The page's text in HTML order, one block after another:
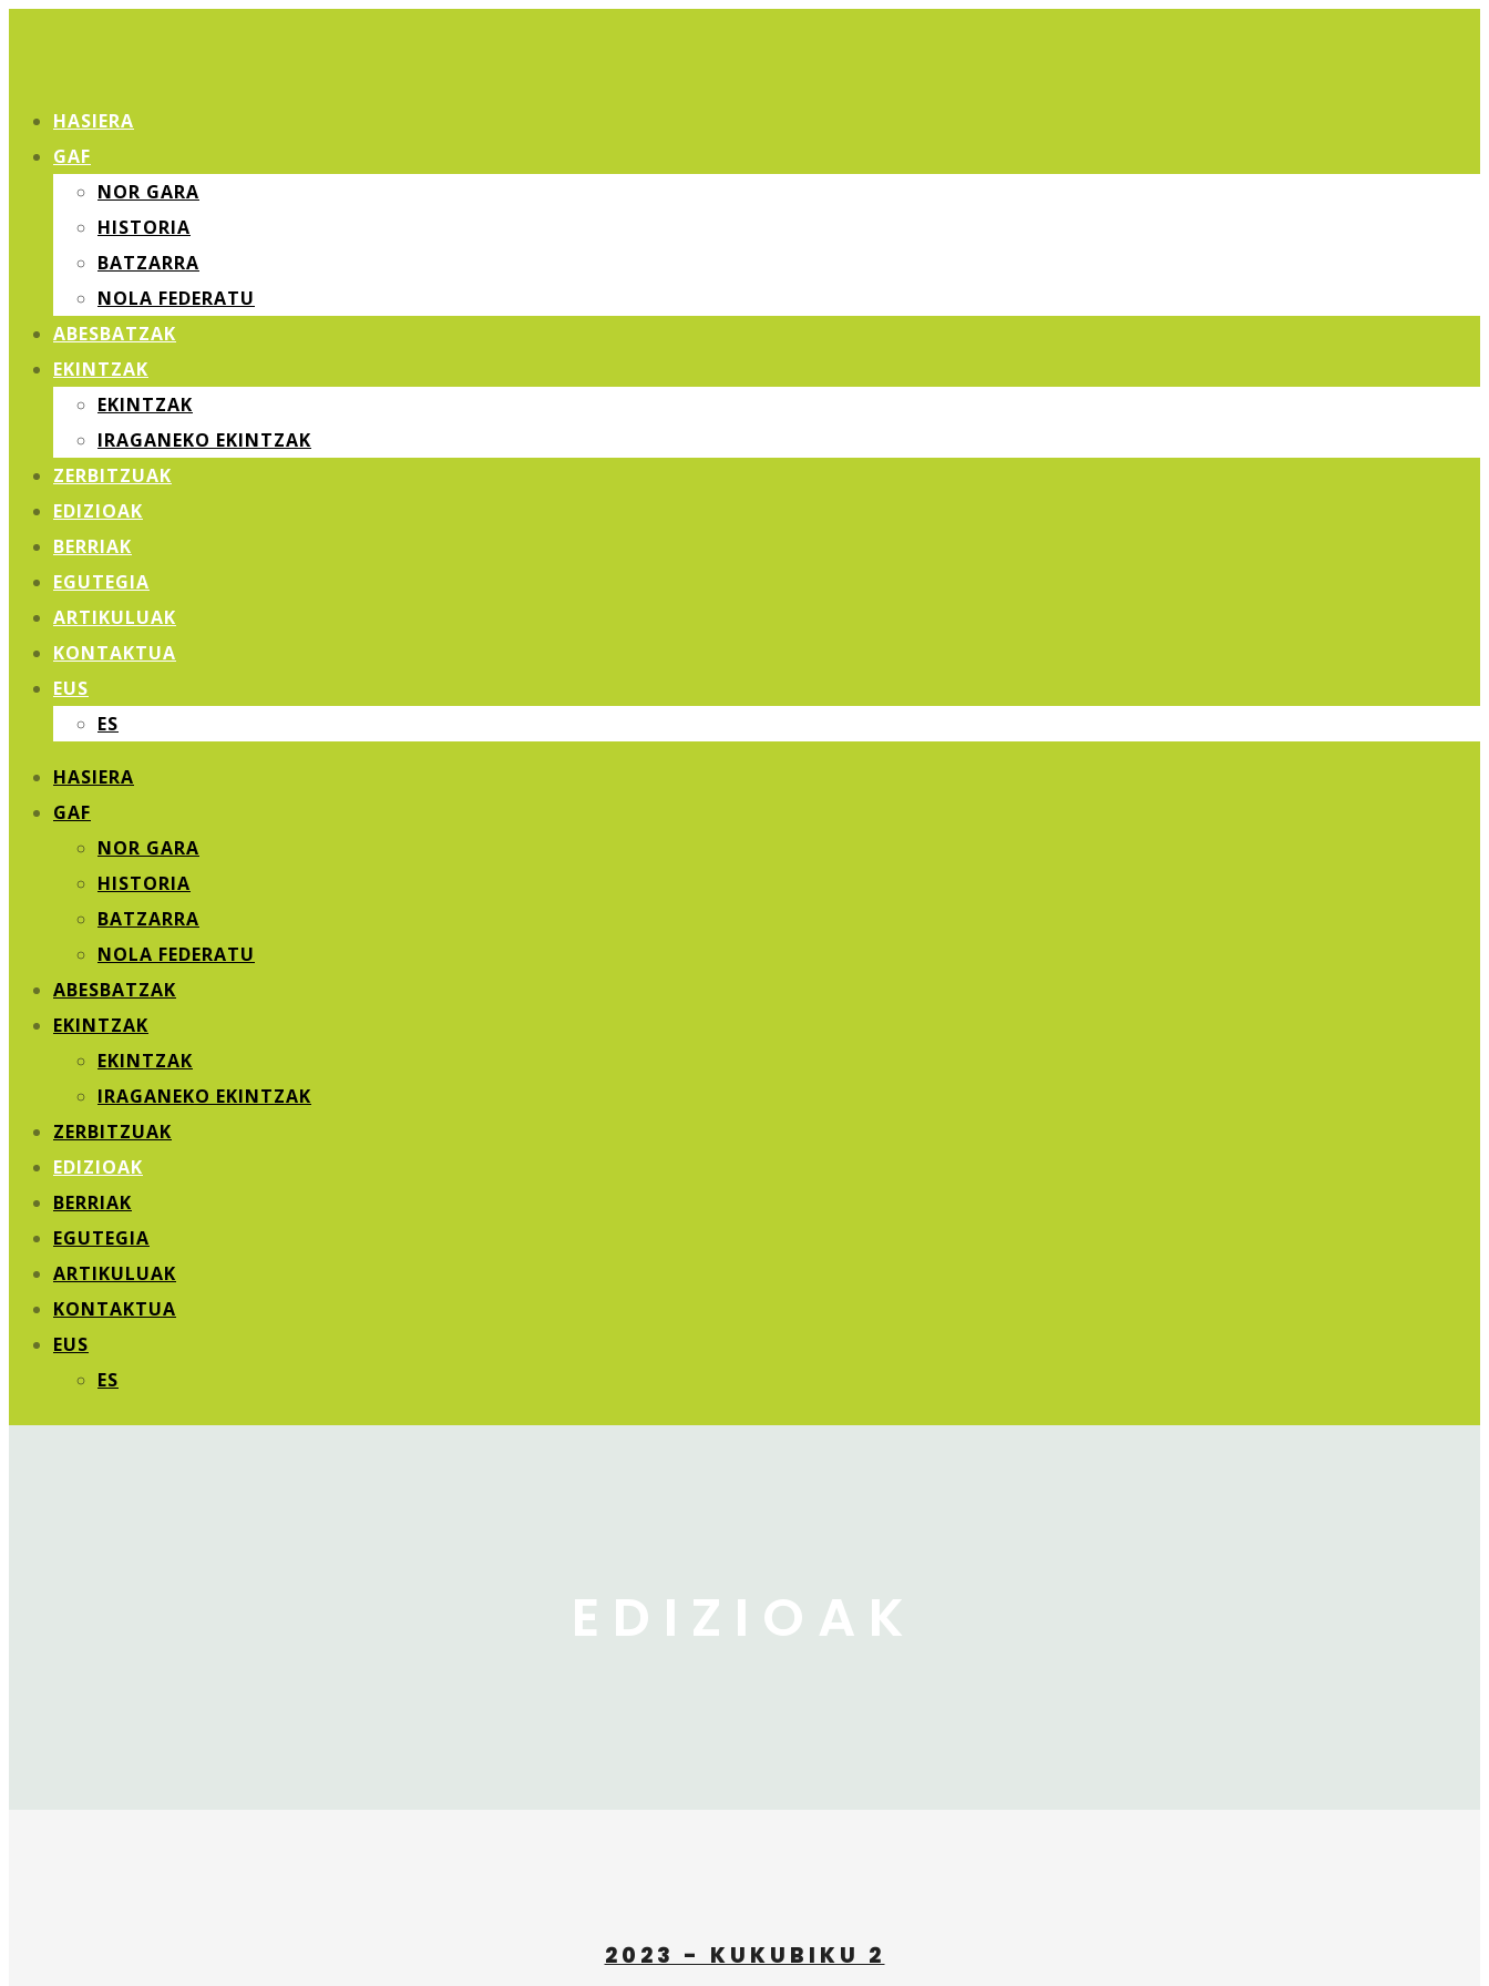
HASIERA
GAF
NOR GARA
HISTORIA
BATZARRA
NOLA FEDERATU
ABESBATZAK
EKINTZAK
EKINTZAK
IRAGANEKO EKINTZAK
ZERBITZUAK
EDIZIOAK
BERRIAK
EGUTEGIA
ARTIKULUAK
KONTAKTUA
EUS
ES
HASIERA
GAF
NOR GARA
HISTORIA
BATZARRA
NOLA FEDERATU
ABESBATZAK
EKINTZAK
EKINTZAK
IRAGANEKO EKINTZAK
ZERBITZUAK
EDIZIOAK
BERRIAK
EGUTEGIA
ARTIKULUAK
KONTAKTUA
EUS
ES
EDIZIOAK
2023 - KUKUBIKU 2